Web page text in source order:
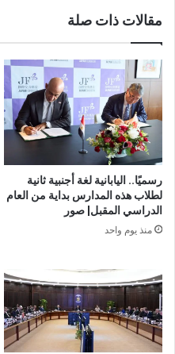
مقالات ذات صلة
رسميًا.. اليابانية لغة أجنبية ثانية
لطلاب هذه المدارس بداية من العام
الدراسي المقبل| صور
منذ يوم واحد